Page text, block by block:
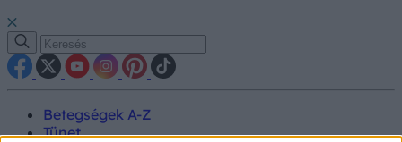
Betegségek A-Z
Tünet